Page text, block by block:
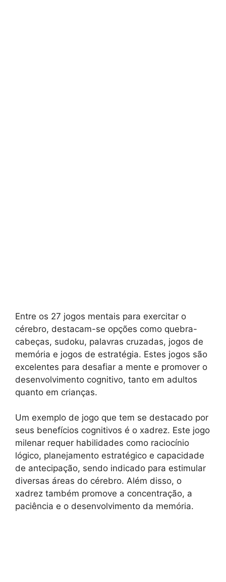
Entre os 27 jogos mentais para exercitar o
cérebro, destacam-se opções como quebra-
cabeças, sudoku, palavras cruzadas, jogos de
memória e jogos de estratégia. Estes jogos são
excelentes para desafiar a mente e promover o
desenvolvimento cognitivo, tanto em adultos
quanto em crianças.
Um exemplo de jogo que tem se destacado por
seus benefícios cognitivos é o xadrez. Este jogo
milenar requer habilidades como raciocínio
lógico, planejamento estratégico e capacidade
de antecipação, sendo indicado para estimular
diversas áreas do cérebro. Além disso, o
xadrez também promove a concentração, a
paciência e o desenvolvimento da memória.